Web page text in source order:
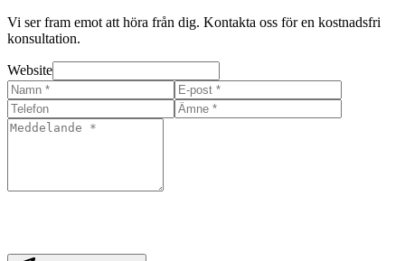
Vi ser fram emot att höra från dig. Kontakta oss för en kostnadsfri
konsultation.
Website